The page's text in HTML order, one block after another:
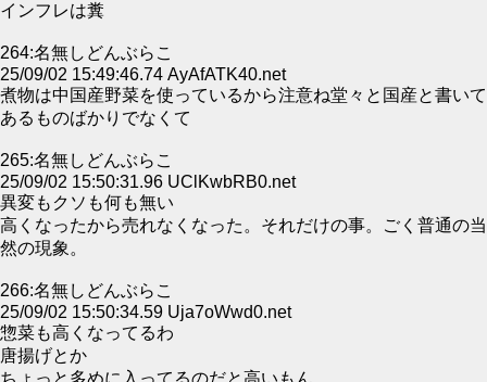
インフレは糞
264:名無しどんぶらこ
25/09/02 15:49:46.74 AyAfATK40.net
煮物は中国産野菜を使っているから注意ね堂々と国産と書いて
あるものばかりでなくて
265:名無しどんぶらこ
25/09/02 15:50:31.96 UClKwbRB0.net
異変もクソも何も無い
高くなったから売れなくなった。それだけの事。ごく普通の当
然の現象。
266:名無しどんぶらこ
25/09/02 15:50:34.59 Uja7oWwd0.net
惣菜も高くなってるわ
唐揚げとか
ちょっと多めに入ってるのだと高いもん